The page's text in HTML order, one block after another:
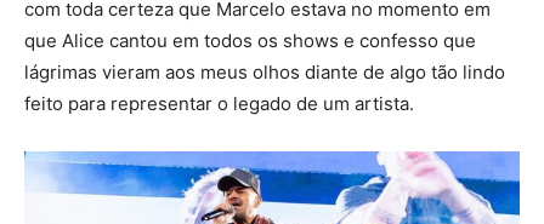
com toda certeza que Marcelo estava no momento em
que Alice cantou em todos os shows e confesso que
lágrimas vieram aos meus olhos diante de algo tão lindo
feito para representar o legado de um artista.